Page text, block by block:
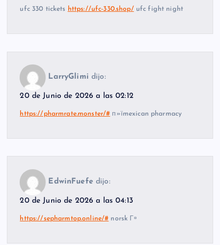
ufc 330 tickets https://ufc-330.shop/ ufc fight night
LarryGlimi dijo:
20 de Junio de 2026 a las 02:12
https://pharmrate.monster/# п»їmexican pharmacy
EdwinFuefe dijo:
20 de Junio de 2026 a las 04:13
https://sepharmtop.online/# norsk Г¤